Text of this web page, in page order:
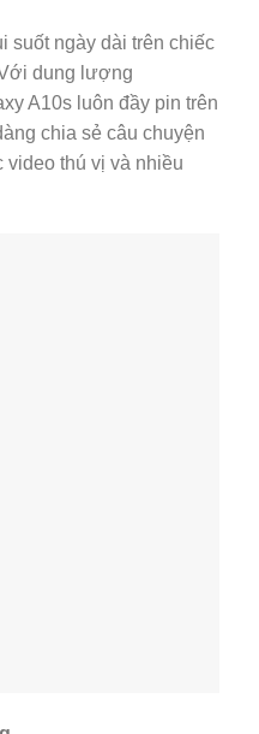
suốt ngày dài trên chiếc
dung lượng
A10s luôn đầy pin trên
chia sẻ câu chuyện
thú vị và nhiều